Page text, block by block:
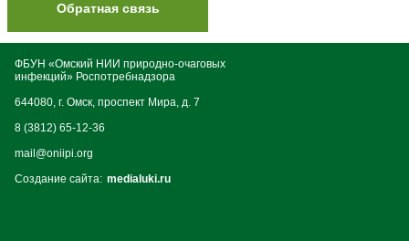
Обратная связь
ФБУН «Омский НИИ природно-очаговых
инфекций» Роспотребнадзора
644080, г. Омск, проспект Мира, д. 7
8 (3812) 65-12-36
mail@oniipi.org
Создание сайта: medialuki.ru